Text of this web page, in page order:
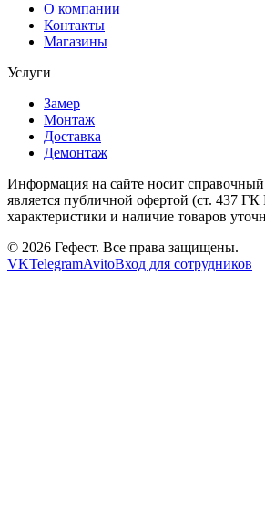
О компании
Контакты
Магазины
Услуги
Замер
Монтаж
Доставка
Демонтаж
Информация на сайте носит справочный
является публичной офертой (ст. 437
характеристики и наличие товаров
© 2026 Гефест. Все права защищены.
VKTelegramAvitoВход для сотрудников